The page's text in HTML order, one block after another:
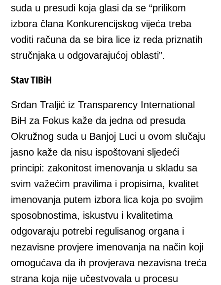
suda u presudi koja glasi da se “prilikom
izbora člana Konkurencijskog vijeća treba
voditi računa da se bira lice iz reda priznatih
stručnjaka u odgovarajućoj oblasti”.
Stav TIBiH
Srđan Traljić iz Transparency International
BiH za Fokus kaže da jedna od presuda
Okružnog suda u Banjoj Luci u ovom slučaju
jasno kaže da nisu ispoštovani sljedeći
principi: zakonitost imenovanja u skladu sa
svim važećim pravilima i propisima, kvalitet
imenovanja putem izbora lica koja po svojim
sposobnostima, iskustvu i kvalitetima
odgovaraju potrebi regulisanog organa i
nezavisne provjere imenovanja na način koji
omogućava da ih provjerava nezavisna treća
strana koja nije učestvovala u procesu